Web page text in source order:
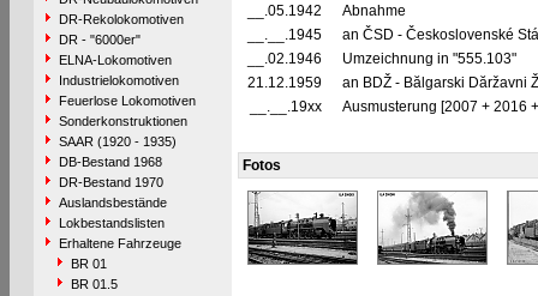
DR-Rekolokomotiven
DR - "6000er"
ELNA-Lokomotiven
Industrielokomotiven
Feuerlose Lokomotiven
Sonderkonstruktionen
SAAR (1920 - 1935)
DB-Bestand 1968
DR-Bestand 1970
Auslandsbestände
Lokbestandslisten
Erhaltene Fahrzeuge
BR 01
BR 01.5
__.05.1942
Abnahme
__.__.1945
an ČSD - Československé
__.02.1946
Umzeichnung in "555.103"
21.12.1959
an BDŽ - Bălgarski Dăržavni
__.__.19xx
Ausmusterung [2007 + 2016
Fotos